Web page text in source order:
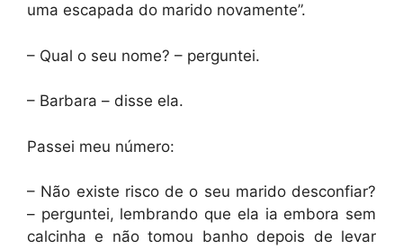
uma escapada do marido novamente”.
– Qual o seu nome? – perguntei.
– Barbara – disse ela.
Passei meu número:
– Não existe risco de o seu marido desconfiar?
– perguntei, lembrando que ela ia embora sem
calcinha e não tomou banho depois de levar